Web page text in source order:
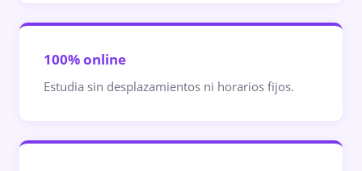
100% online
Estudia sin desplazamientos ni horarios fijos.